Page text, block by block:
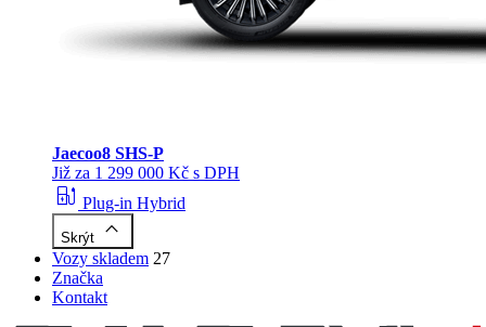
Jaecoo8 SHS-P
Již za 1 299 000 Kč s DPH
ev_station Plug-in Hybrid
Skrýt keyboard_arrow_up
Vozy skladem 27
Značka
Kontakt